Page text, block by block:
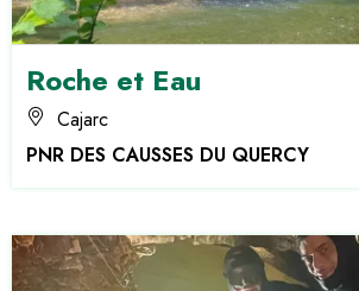
Roche et Eau
Cajarc
PNR DES CAUSSES DU QUERCY